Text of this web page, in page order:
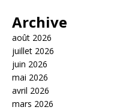
Archive
août 2026
juillet 2026
juin 2026
mai 2026
avril 2026
mars 2026